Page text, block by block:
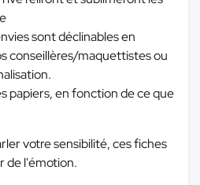
sont déclinables en
conseillères/maquettistes ou
papiers, en fonction de ce que
votre sensibilité, ces fiches
de l'émotion.